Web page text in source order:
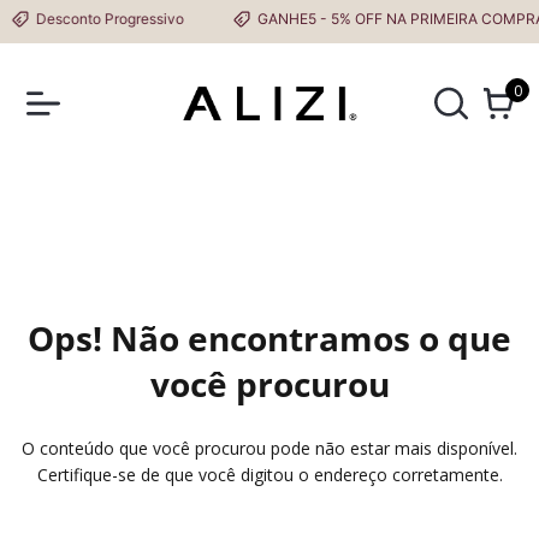
Desconto Progressivo GANHE5 - 5% OFF NA PRIMEIRA COMPRA
0
Ops! Não encontramos o que
você procurou
O conteúdo que você procurou pode não estar mais disponível.
Certifique-se de que você digitou o endereço corretamente.